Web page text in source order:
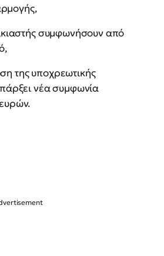
συμφωνήσουν από
της υποχρεωτικής
νέα συμφωνία